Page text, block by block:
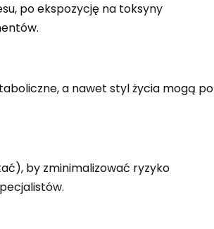
po ekspozycję na toksyny
a nawet styl życia mogą po
by zminimalizować ryzyko